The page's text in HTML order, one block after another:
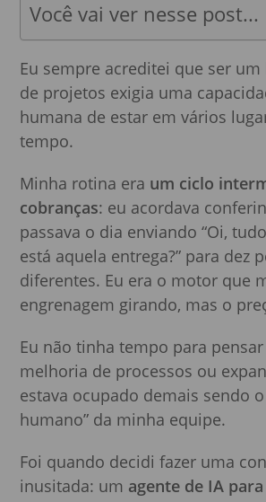
Você vai ver nesse post...
Eu sempre acreditei que ser
de projetos exigia uma
humana de estar em vários
tempo.
Minha rotina era um ciclo
cobranças: eu acordava
passava o dia enviando “Oi,
está aquela entrega?” para dez
diferentes. Eu era o motor que
engrenagem girando, mas o
Eu não tinha tempo para
melhoria de processos ou
estava ocupado demais sendo
humano” da minha equipe.
Foi quando decidi fazer uma
inusitada: um agente de IA